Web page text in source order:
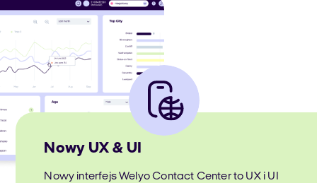
Nowy UX & UI
Nowy interfejs Welyo Contact Center to UX i UI